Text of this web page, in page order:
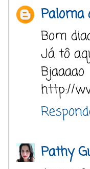
Paloma
Bom
Já tô
Bjaaaao
http://
Pathy